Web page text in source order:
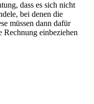
dass es sich nicht
bei denen die
müssen dann dafür
einbeziehen